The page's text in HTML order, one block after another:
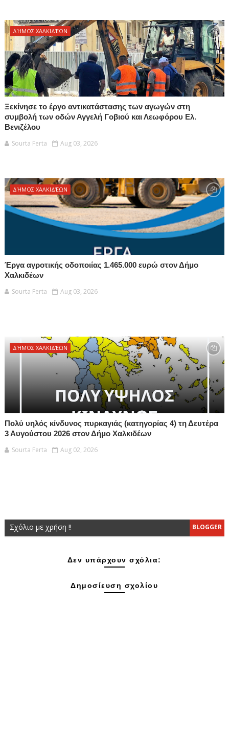
ΔΉΜΟΣ ΧΑΛΚΙΔΈΩΝ
Ξεκίνησε το έργο αντικατάστασης των αγωγών στη
συμβολή των οδών Αγγελή Γοβιού και Λεωφόρου Ελ.
Βενιζέλου
Sourta Ferta
Aug 03, 2026
ΔΉΜΟΣ ΧΑΛΚΙΔΈΩΝ
Έργα αγροτικής οδοποιίας 1.465.000 ευρώ στον Δήμο
Χαλκιδέων
Sourta Ferta
Aug 03, 2026
ΔΉΜΟΣ ΧΑΛΚΙΔΈΩΝ
Πολύ υηλός κίνδυνος πυρκαγιάς (κατηγορίας 4) τη Δευτέρα
3 Αυγούστου 2026 στον Δήμο Χαλκιδέων
Sourta Ferta
Aug 02, 2026
BLOGGER
Σχόλιο με χρήση !!
Δεν υπάρχουν σχόλια:
Δημοσίευση σχολίου